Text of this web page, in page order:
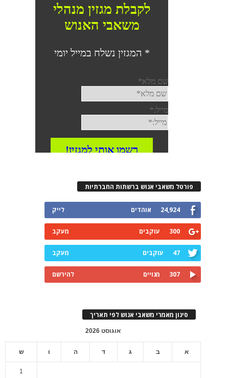
פורטל משאבי אנוש ברשתות החברתיות
24,924 אוהדים לייק
300 עוקבים מעקב
47 עוקבים מעקב
307 מנויים להירשם
סינון מאמרי משאבי אנוש לפי תאריך
אוגוסט 2026
א ב ג ד ה ו ש
1